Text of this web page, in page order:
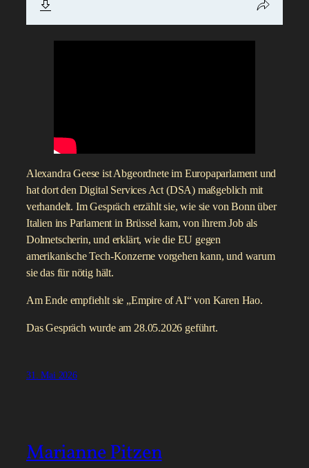
Alexandra Geese ist Abgeordnete im Europaparlament und
hat dort den Digital Services Act (DSA) maßgeblich mit
verhandelt. Im Gespräch erzählt sie, wie sie von Bonn über
Italien ins Parlament in Brüssel kam, von ihrem Job als
Dolmetscherin, und erklärt, wie die EU gegen
amerikanische Tech-Konzerne vorgehen kann, und warum
sie das für nötig hält.
Am Ende empfiehlt sie „Empire of AI“ von Karen Hao.
Das Gespräch wurde am 28.05.2026 geführt.
31. Mai 2026
Marianne Pitzen